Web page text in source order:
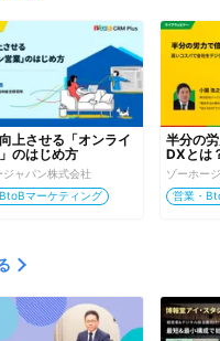
上させる「オンライ
のはじめ方
ジャパン株式会社
マーケティング
半分の
DXとは
デジタ
ゾーホー
営業・